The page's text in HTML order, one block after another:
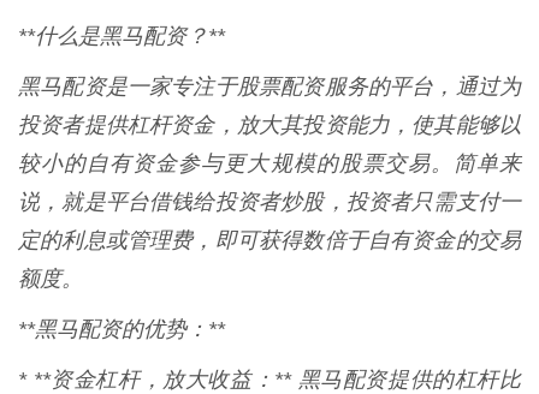
**什么是黑马配资？**
黑马配资是一家专注于股票配资服务的平台，通过为
投资者提供杠杆资金，放大其投资能力，使其能够以
较小的自有资金参与更大规模的股票交易。简单来
说，就是平台借钱给投资者炒股，投资者只需支付一
定的利息或管理费，即可获得数倍于自有资金的交易
额度。
**黑马配资的优势：**
* **资金杠杆，放大收益：** 黑马配资提供的杠杆比